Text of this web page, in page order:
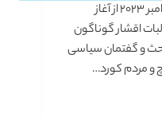
بیانیه پایانی نشست مشترك ژنو- ۴ نوامبر ۲۰۲۳ از آغاز
اقشار گوناگون
و گفتمان سیاسی
و مردم کورد…